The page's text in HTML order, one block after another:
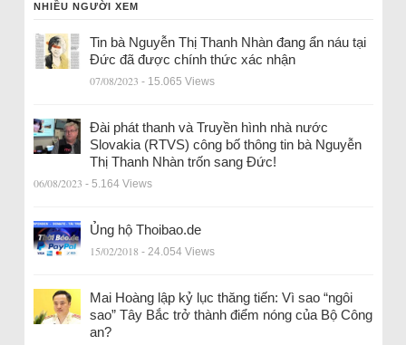
NHIỀU NGƯỜI XEM
Tin bà Nguyễn Thị Thanh Nhàn đang ẩn náu tại
Đức đã được chính thức xác nhận
07/08/2023 - 15.065 Views
Đài phát thanh và Truyền hình nhà nước
Slovakia (RTVS) công bố thông tin bà Nguyễn
Thị Thanh Nhàn trốn sang Đức!
06/08/2023 - 5.164 Views
Ủng hộ Thoibao.de
15/02/2018 - 24.054 Views
Mai Hoàng lập kỷ lục thăng tiến: Vì sao “ngôi
sao” Tây Bắc trở thành điểm nóng của Bộ Công
an?